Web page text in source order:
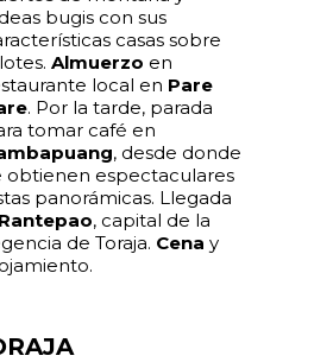
bugis con sus
casas sobre
Almuerzo en
local en Pare
. Por la tarde, parada
tomar café en
, desde donde
obtienen espectaculares
panorámicas. Llegada
Rantepao, capital de la
de Toraja. Cena y